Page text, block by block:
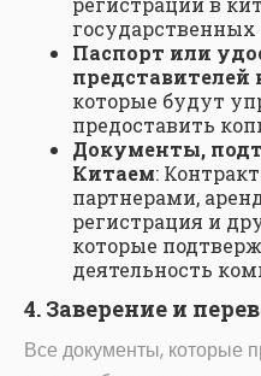
государственных
Паспорт или
которые будут
предоставить
Документы,
Китаем:
партнерами,
регистрация и
которые
деятельность
4. Заверение и
Все документы, которые